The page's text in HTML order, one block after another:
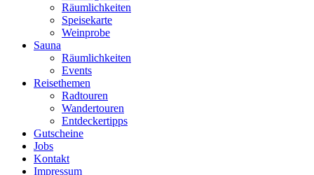
Räumlichkeiten
Speisekarte
Weinprobe
Sauna
Räumlichkeiten
Events
Reisethemen
Radtouren
Wandertouren
Entdeckertipps
Gutscheine
Jobs
Kontakt
Impressum